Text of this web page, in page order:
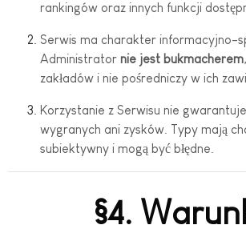
rankingów oraz innych funkcji
Serwis ma charakter informacyjno-
Administrator nie jest bukmacherem
zakładów i nie pośredniczy w ich
Korzystanie z Serwisu nie
wygranych ani zysków. Typy mają
subiektywny i mogą być błędne.
§4.